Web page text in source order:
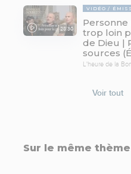
28:30
VIDÉO
Personne
trop loin
de Dieu |
sources
L'heure de la
Voir tout
Sur le même thème